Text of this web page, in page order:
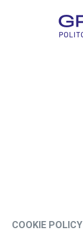
COOKIE POLICY